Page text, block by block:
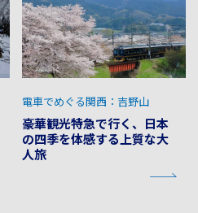
豪華観光特急で行く、日本
の四季を体感する上質な大
人旅
電車でめぐる関西：吉野山